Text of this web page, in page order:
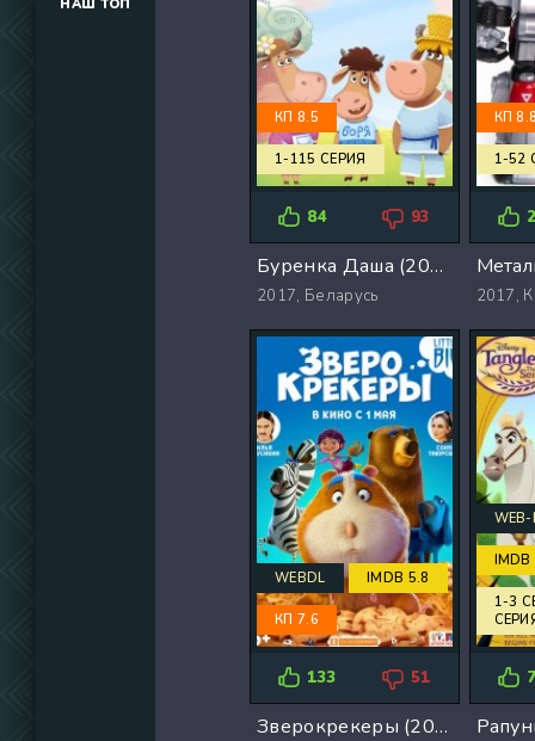
(34291)
(39129)
(737)
НАШ ТОП
КП 8.5
1-115 СЕРИЯ
84 93
Буренка Даша (2017)
2017, Беларусь
КП 8.8
1-52
2017,
WEBDL IMDB 5.8
КП 7.6
133 51
Зверокрекеры (2017)
WEB-
IMDB
1-3